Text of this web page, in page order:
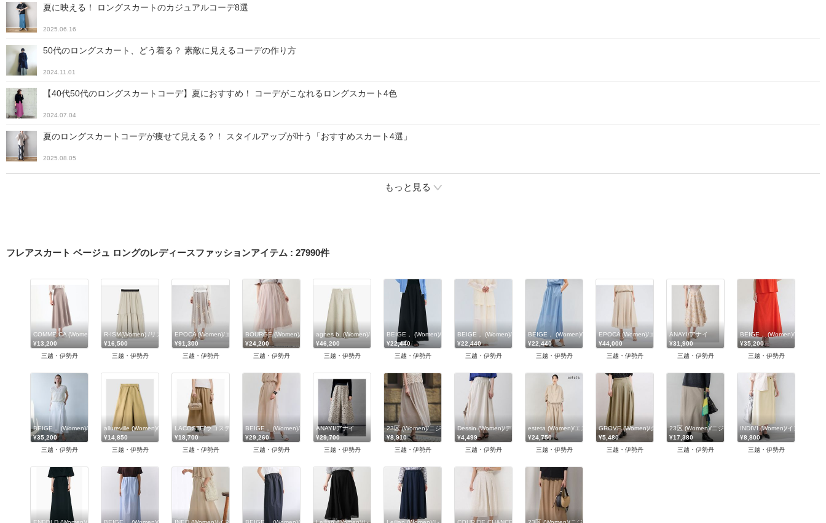
夏に映える！ ロングスカートのカジュアルコーデ8選
2025.06.16
50代のロングスカート、どう着る？ 素敵に見えるコーデの作り方
2024.11.01
【40代50代のロングスカートコーデ】夏におすすめ！ コーデがこなれるロングスカート4色
2024.07.04
夏のロングスカートコーデが痩せて見える？！ スタイルアップが叶う「おすすめスカート4選」
2025.08.05
もっと見る
フレアスカート ベージュ ロングのレディースファッションアイテム : 27990件
COMME CA (Women)/コムサ
¥13,200
三越・伊勢丹
R-ISM(Women) /リズム
¥16,500
三越・伊勢丹
EPOCA (Women)/エポカ
¥91,300
三越・伊勢丹
BOURGE (Women)/ブールジュ
¥24,200
三越・伊勢丹
agnes b. (Women)/アニエスベー
¥46,200
三越・伊勢丹
BEIGE， (Women)/ベイジ，
¥22,440
三越・伊勢丹
BEIGE， (Women)/ベイジ，
¥22,440
三越・伊勢丹
BEIGE， (Women)/ベイジ，
¥22,440
三越・伊勢丹
EPOCA (Women)/エポカ
¥44,000
三越・伊勢丹
ANAYI/アナイ
¥31,900
三越・伊勢丹
BEIGE， (Women)/ベイジ，
¥35,200
三越・伊勢丹
BEIGE， (Women)/ベイジ，
¥35,200
三越・伊勢丹
allureville (Women)/アルアバイル
¥14,850
三越・伊勢丹
LACOSTE/ラコステ
¥18,700
三越・伊勢丹
BEIGE， (Women)/ベイジ，
¥29,260
三越・伊勢丹
ANAYI/アナイ
¥29,700
三越・伊勢丹
23区 (Women)/ニジュウサンク
¥8,910
三越・伊勢丹
Dessin (Women)/デッサン
¥4,499
三越・伊勢丹
esteta (Women)/エステータ
¥24,750
三越・伊勢丹
GROVE (Women)/グローブ
¥5,480
三越・伊勢丹
23区 (Women)/ニジュウサンク
¥17,380
三越・伊勢丹
INDIVI (Women)/インディヴィ
¥8,800
三越・伊勢丹